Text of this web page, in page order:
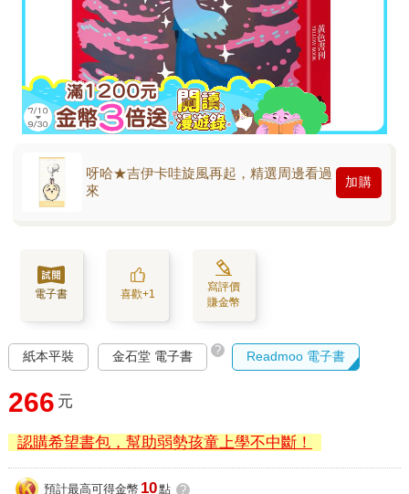
呀哈★吉伊卡哇旋風再起，精選周邊看過
來
加購
電子書 喜歡+1
寫評價
賺金幣
紙本平裝 金石堂 電子書 ? Readmoo 電子書
266 元
認購希望書包，幫助弱勢孩童上學不中斷！
預計最高可得金幣 10點 ?